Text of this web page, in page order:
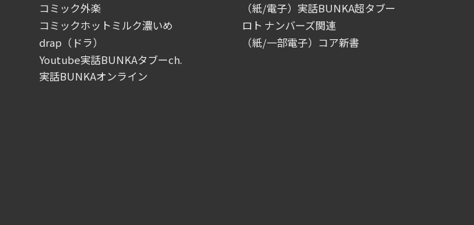
コミック外楽
コミックホットミルク濃いめ
drap（ドラ）
Youtube実話BUNKAタブーch.
実話BUNKAオンライン
（紙/電子）実話BUNKA超タブー
ロト ナンバーズ関連
（紙/一部電子）コア新書